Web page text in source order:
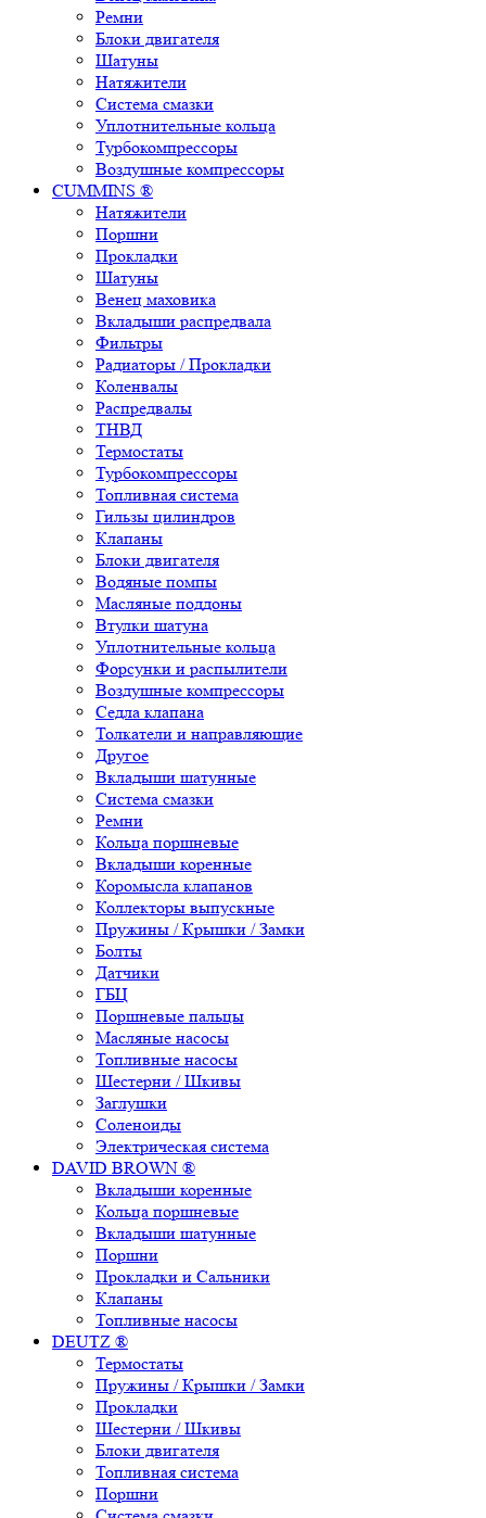
Ремни
Блоки двигателя
Шатуны
Натяжители
Система смазки
Уплотнительные кольца
Турбокомпрессоры
Воздушные компрессоры
CUMMINS ®
Натяжители
Поршни
Прокладки
Шатуны
Венец маховика
Вкладыши распредвала
Фильтры
Радиаторы / Прокладки
Коленвалы
Распредвалы
ТНВД
Термостаты
Турбокомпрессоры
Топливная система
Гильзы цилиндров
Клапаны
Блоки двигателя
Водяные помпы
Масляные поддоны
Втулки шатуна
Уплотнительные кольца
Форсунки и распылители
Воздушные компрессоры
Седла клапана
Толкатели и направляющие
Другое
Вкладыши шатунные
Система смазки
Ремни
Кольца поршневые
Вкладыши коренные
Коромысла клапанов
Коллекторы выпускные
Пружины / Крышки / Замки
Болты
Датчики
ГБЦ
Поршневые пальцы
Масляные насосы
Топливные насосы
Шестерни / Шкивы
Заглушки
Соленоиды
Электрическая система
DAVID BROWN ®
Вкладыши коренные
Кольца поршневые
Вкладыши шатунные
Поршни
Прокладки и Сальники
Клапаны
Топливные насосы
DEUTZ ®
Термостаты
Пружины / Крышки / Замки
Прокладки
Шестерни / Шкивы
Блоки двигателя
Топливная система
Поршни